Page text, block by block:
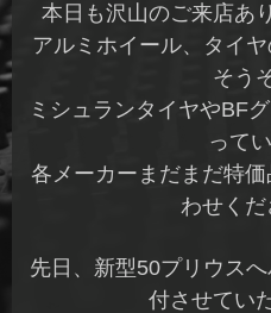
本日も沢山のご来店あ
アルミホイール、タイ
そう
ミシュランタイヤやBF
って
各メーカーまだまだ特
わせくだ
先日、新型50プリウス
付させてい